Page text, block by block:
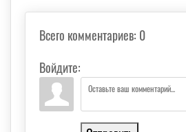
Всего комментариев: 0
Войдите: